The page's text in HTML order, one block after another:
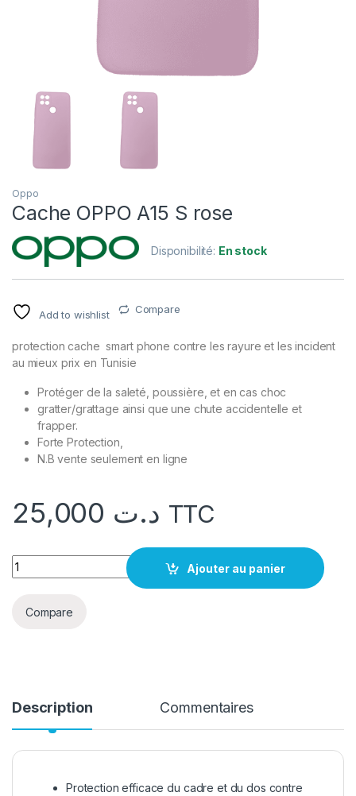
Oppo
Cache OPPO A15 S rose
Disponibilité: En stock
Add to wishlist Compare
protection cache smart phone contre les rayure et les incident
au mieux prix en Tunisie
Protéger de la saleté, poussière, et en cas choc
gratter/grattage ainsi que une chute accidentelle et
frapper.
Forte Protection,
N.B vente seulement en ligne
د.ت TTC
quantité Cache OPPO A15 S rose
Ajouter au panier
Compare
Description Commentaires
Protection efficace du cadre et du dos contre